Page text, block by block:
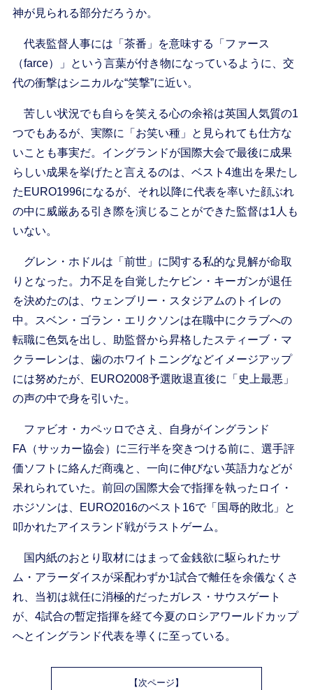
神が見られる部分だろうか。
代表監督人事には「茶番」を意味する「ファース
（farce）」という言葉が付き物になっているように、交
代の衝撃はシニカルな“笑撃”に近い。
苦しい状況でも自らを笑える心の余裕は英国人気質の1
つでもあるが、実際に「お笑い種」と見られても仕方な
いことも事実だ。イングランドが国際大会で最後に成果
らしい成果を挙げたと言えるのは、ベスト4進出を果たし
たEURO1996になるが、それ以降に代表を率いた顔ぶれ
の中に威厳ある引き際を演じることができた監督は1人も
いない。
グレン・ホドルは「前世」に関する私的な見解が命取
りとなった。力不足を自覚したケビン・キーガンが退任
を決めたのは、ウェンブリー・スタジアムのトイレの
中。スベン・ゴラン・エリクソンは在職中にクラブへの
転職に色気を出し、助監督から昇格したスティーブ・マ
クラーレンは、歯のホワイトニングなどイメージアップ
には努めたが、EURO2008予選敗退直後に「史上最悪」
の声の中で身を引いた。
ファビオ・カペッロでさえ、自身がイングランド
FA（サッカー協会）に三行半を突きつける前に、選手評
価ソフトに絡んだ商魂と、一向に伸びない英語力などが
呆れられていた。前回の国際大会で指揮を執ったロイ・
ホジソンは、EURO2016のベスト16で「国辱的敗北」と
叩かれたアイスランド戦がラストゲーム。
国内紙のおとり取材にはまって金銭欲に駆られたサ
ム・アラーダイスが采配わずか1試合で離任を余儀なくさ
れ、当初は就任に消極的だったガレス・サウスゲート
が、4試合の暫定指揮を経て今夏のロシアワールドカップ
へとイングランド代表を導くに至っている。
【次ページ】